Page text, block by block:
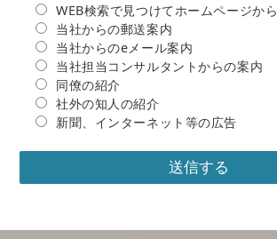
WEB検索で見つけてホームページから
当社からの郵送案内
当社からのeメール案内
当社担当コンサルタントからの案内
同僚の紹介
社外の知人の紹介
新聞、インターネット等の広告